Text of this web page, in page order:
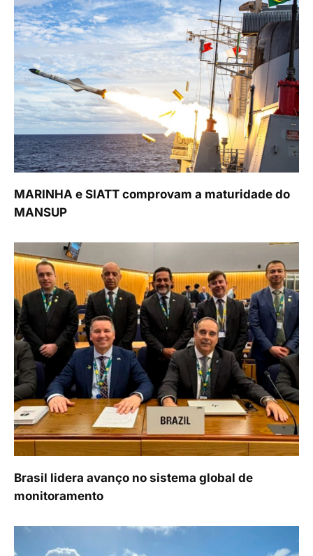
MARINHA e SIATT comprovam a maturidade do
MANSUP
Brasil lidera avanço no sistema global de
monitoramento